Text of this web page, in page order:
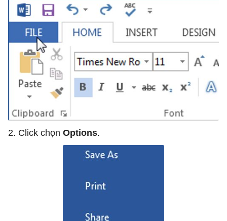
2. Click chọn Options.